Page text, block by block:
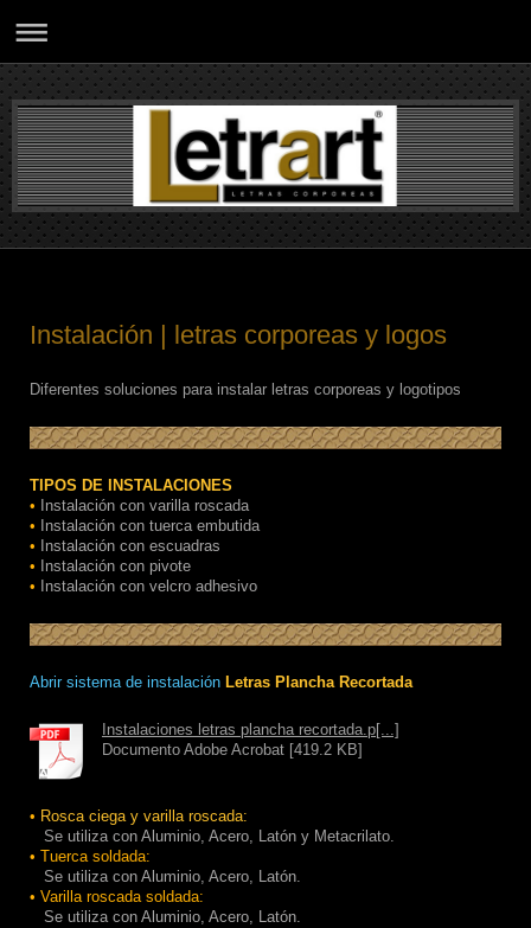
Instalación | letras corporeas y logos
Diferentes soluciones para instalar letras corporeas y logotipos
TIPOS DE INSTALACIONES
•
Instalación con varilla roscada
•
Instalación con tuerca embutida
•
Instalación con escuadras
•
Instalación con pivote
•
Instalación con velcro adhesivo
Abrir sistema de instalación Letras Plancha Recortada
Instalaciones letras plancha recortada.p[...]
Documento Adobe Acrobat [419.2 KB]
• Rosca ciega y varilla roscada:
Se utiliza con Aluminio, Acero, Latón y Metacrilato.
• Tuerca soldada:
Se utiliza con Aluminio, Acero, Latón.
• Varilla roscada soldada:
Se utiliza con Aluminio, Acero, Latón.